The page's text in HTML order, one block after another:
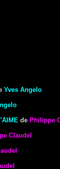
Yves Angelo
de Philippe
Claudel